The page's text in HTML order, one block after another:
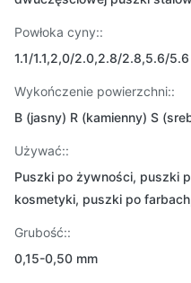
Powłoka cyny::
1.1/1.1,2,0/2.0,2.8/2.8,5.6/
Wykończenie powierzchni::
B (jasny) R (kamienny) S
Używać::
Puszki po żywności, puszki
kosmetyki, puszki po
Grubość::
0,15-0,50 mm